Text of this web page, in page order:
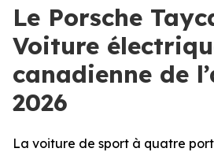
Le Porsche
Voiture
canadienne de
2026
La voiture de sport à quatre